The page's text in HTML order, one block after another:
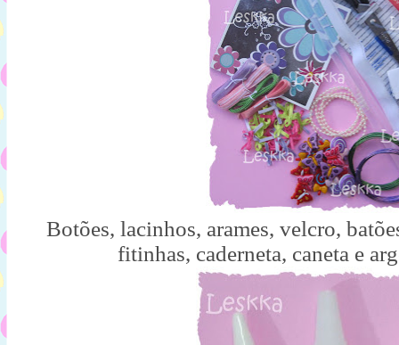
Botões, lacinhos, arames, velcro,
fitinhas, caderneta, caneta e